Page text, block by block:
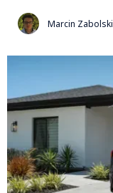
Marcin Zabolski